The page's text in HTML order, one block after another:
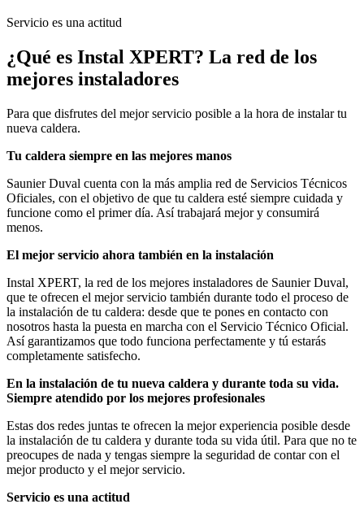
Servicio es una actitud
¿Qué es Instal XPERT? La red de los
mejores instaladores
Para que disfrutes del mejor servicio posible a la hora de instalar tu
nueva caldera.
Tu caldera siempre en las mejores manos
Saunier Duval cuenta con la más amplia red de Servicios Técnicos
Oficiales, con el objetivo de que tu caldera esté siempre cuidada y
funcione como el primer día. Así trabajará mejor y consumirá
menos.
El mejor servicio ahora también en la instalación
Instal XPERT, la red de los mejores instaladores de Saunier Duval,
que te ofrecen el mejor servicio también durante todo el proceso de
la instalación de tu caldera: desde que te pones en contacto con
nosotros hasta la puesta en marcha con el Servicio Técnico Oficial.
Así garantizamos que todo funciona perfectamente y tú estarás
completamente satisfecho.
En la instalación de tu nueva caldera y durante toda su vida.
Siempre atendido por los mejores profesionales
Estas dos redes juntas te ofrecen la mejor experiencia posible desde
la instalación de tu caldera y durante toda su vida útil. Para que no te
preocupes de nada y tengas siempre la seguridad de contar con el
mejor producto y el mejor servicio.
Servicio es una actitud